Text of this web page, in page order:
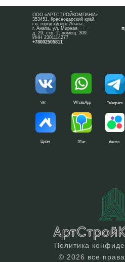
WhatsApp
VK Telegram
Авито
Циан 2Гис
ООО «АРТСТРОЙКОМПАНИ»
353451, Краснодарский край,
г.о. город-курорт Анапа,
г. Анапа, ул. Мирная,
д. 29, стр. 2, помещ. 309
ИНН 2301114277
+78002505811
Политика
© 2026 все